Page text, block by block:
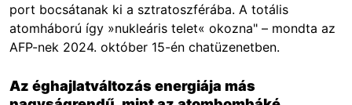
port bocsátanak ki a sztratoszférába. A totális
atomháború így »nukleáris telet« okozna" – mondta az
AFP-nek 2024. október 15-én chatüzenetben.
Az éghajlatváltozás energiája más